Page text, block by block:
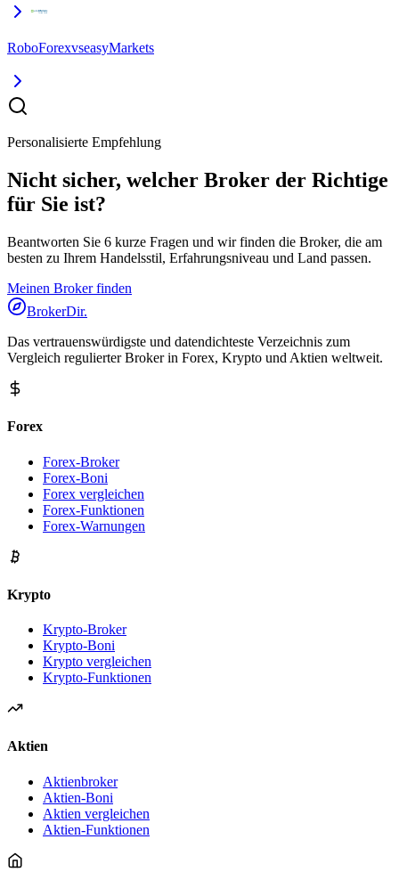
RoboForexvseasyMarkets
Personalisierte Empfehlung
Nicht sicher, welcher Broker der Richtige
für Sie ist?
Beantworten Sie 6 kurze Fragen und wir finden die Broker, die am
besten zu Ihrem Handelsstil, Erfahrungsniveau und Land passen.
Meinen Broker finden
BrokerDir.
Das vertrauenswürdigste und datendichteste Verzeichnis zum
Vergleich regulierter Broker in Forex, Krypto und Aktien weltweit.
Forex
Forex-Broker
Forex-Boni
Forex vergleichen
Forex-Funktionen
Forex-Warnungen
Krypto
Krypto-Broker
Krypto-Boni
Krypto vergleichen
Krypto-Funktionen
Aktien
Aktienbroker
Aktien-Boni
Aktien vergleichen
Aktien-Funktionen